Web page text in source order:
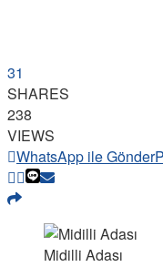
31
SHARES
238
VIEWS
WhatsApp ile Gönder
Midilli Adası